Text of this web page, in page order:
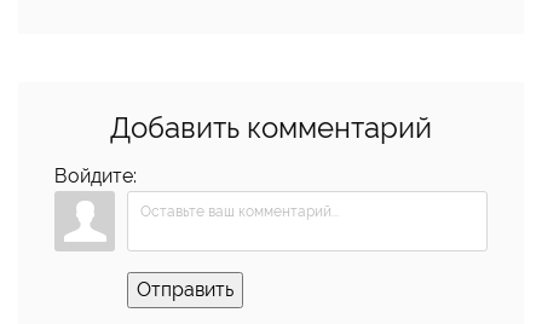
Добавить комментарий
Войдите:
Отправить